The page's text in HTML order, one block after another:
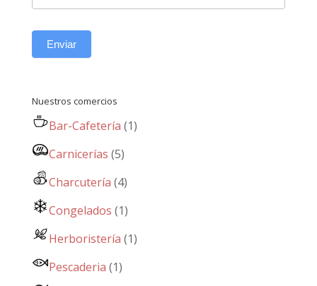
Enviar
Nuestros comercios
Bar-Cafetería (1)
Carnicerías (5)
Charcutería (4)
Congelados (1)
Herboristería (1)
Pescaderia (1)